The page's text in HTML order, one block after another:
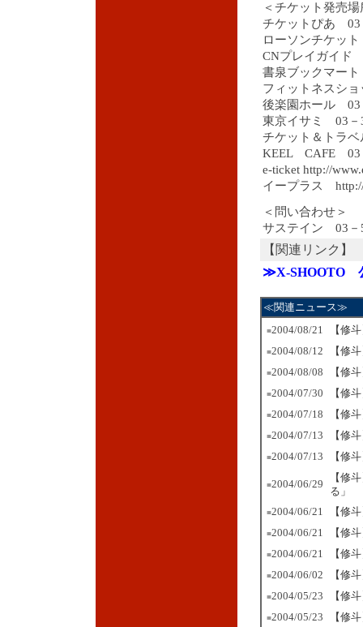
＜チケット発売場
チケットぴあ 03
ローソンチケッ
CNプレイガイド
書泉ブックマー
フィットネスシ
後楽園ホール 03
東京イサミ 03－
チケット＆トラ
KEEL CAFE 03
e-ticket http://
イープラス http://
＜問い合わせ＞
サステイン 03－
【関連リンク】
≫X-SHOOTO
≪関連ニュース≫
■2004/08/21 【修
■2004/08/12 【修
■2004/08/08 【修
■2004/07/30 【修
■2004/07/18 【修
■2004/07/13 【修
■2004/07/13 【修
■2004/06/29
【修
る」
■2004/06/21 【修
■2004/06/21 【修
■2004/06/21 【修
■2004/06/02 【修
■2004/05/23 【修
■2004/05/23 【修